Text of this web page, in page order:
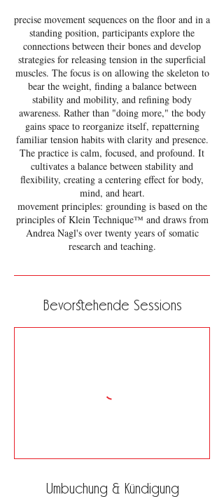
precise movement sequences on the floor and in a
standing position, participants explore the
connections between their bones and develop
strategies for releasing tension in the superficial
muscles. The focus is on allowing the skeleton to
bear the weight, finding a balance between
stability and mobility, and refining body
awareness. Rather than "doing more," the body
gains space to reorganize itself, repatterning
familiar tension habits with clarity and presence.
The practice is calm, focused, and profound. It
cultivates a balance between stability and
flexibility, creating a centering effect for body,
mind, and heart.
movement principles: grounding is based on the
principles of Klein Technique™ and draws from
Andrea Nagl's over twenty years of somatic
Bevorstehende Sessions
Umbuchung & Kündigung